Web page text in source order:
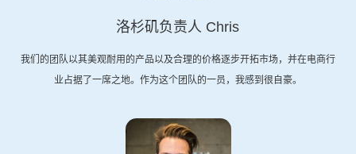
洛杉矶负责人 Chris
我们的团队以其美观耐用的产品以及合理的价格逐步开拓市场，并在电商行
业占据了一席之地。作为这个团队的一员，我感到很自豪。